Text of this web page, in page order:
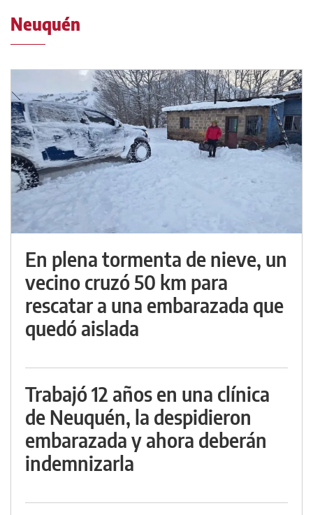
Neuquén
En plena tormenta de nieve, un
vecino cruzó 50 km para
rescatar a una embarazada que
quedó aislada
Trabajó 12 años en una clínica
de Neuquén, la despidieron
embarazada y ahora deberán
indemnizarla